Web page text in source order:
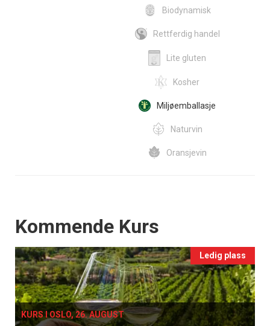
Biodynamisk
Rettferdig handel
Lite gluten
Kosher
Miljøemballasje
Naturvin
Oransjevin
Events
Kommende Kurs
Ledig plass
KURS I OSLO, 26. AUGUST